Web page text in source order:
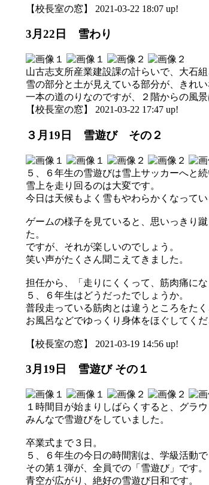
【校長室の窓】 2021-03-22 18:07 up!
3月22日 雪わり
山古志支所産業建設課の計らいで、大石
雪の部分と土が見えている部分が、きれい
一本の道のりなのですが、２階からの風
【校長室の窓】 2021-03-22 17:47 up!
３月19日 雪遊び その２
５、６年生の雪遊びは雪上サッカーへと続
雪上を走り回るのは大変です。
今日は天候もよく雪もやわらかくなって
ゲームの様子を見ていると、思いっきり
た。
ですが、それが楽しいのでしょう。
笑い声がたくさん聞こえてきました。
担任から、「走りにくくって、筋肉痛に
５、６年生はどうだったでしょうか。
普段走っている筋肉とは違うところをたく
お風呂などでゆっくり身体をほぐしてくだ
【校長室の窓】 2021-03-19 14:56 up!
3月19日 雪遊び その１
１時間目が始まりしばらくすると、グラ
みんなで雪遊びをしていました。
卒業式まで３日。
５、６年生の今日の時間割は、学級活動
その第１弾が、全員での「雪遊び」です。
青空が広がり、絶好の雪遊び日和です。